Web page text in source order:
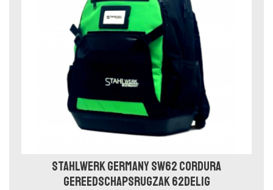
STAHLWERK GERMANY SW62 CORDURA
GEREEDSCHAPSRUGZAK 62DELIG